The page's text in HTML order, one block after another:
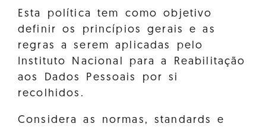
Esta política tem como objetivo
definir os princípios gerais e as
regras a serem aplicadas pelo
Instituto Nacional para a Reabilitação
aos Dados Pessoais por si
recolhidos.
Considera as normas, standards e